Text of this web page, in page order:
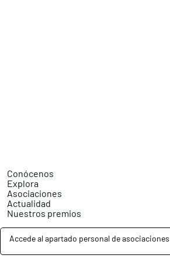
Conócenos
Explora
Asociaciones
Actualidad
Nuestros premios
Accede al apartado personal de asociaciones